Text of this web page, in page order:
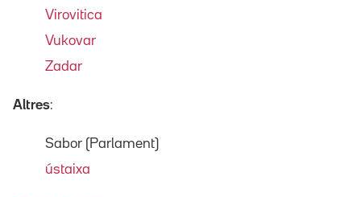
Virovitica
Vukovar
Zadar
Altres:
Sabor (Parlament)
ústaixa